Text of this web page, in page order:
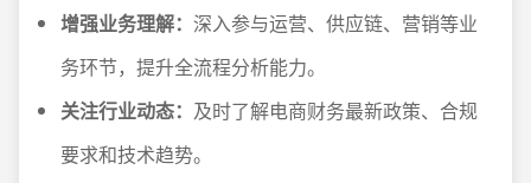
增强业务理解： 深入参与运营、供应链、营销等业
务环节，提升全流程分析能力。
关注行业动态： 及时了解电商财务最新政策、合规
要求和技术趋势。